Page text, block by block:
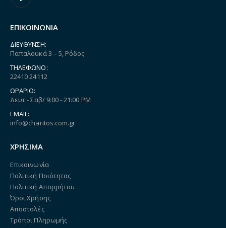
ΕΠΙΚΟΙΝΩΝΙΑ
ΔΙΕΎΘΥΝΣΗ:
Παπαλουκά 3 – 5, Ρόδος
ΤΗΛΈΦΩΝΟ:
22410 24112
ΩΡΆΡΙΟ:
Δευτ - Σαβ/ 9:00 - 21:00 PM
EMAIL:
info@charitos.com.gr
ΧΡΗΣΙΜΑ
Επικοινωνία
Πολιτική Ποιότητας
Πολιτική Απορρήτου
Όροι Χρήσης
Αποστολές
Τρόποι Πληρωμής